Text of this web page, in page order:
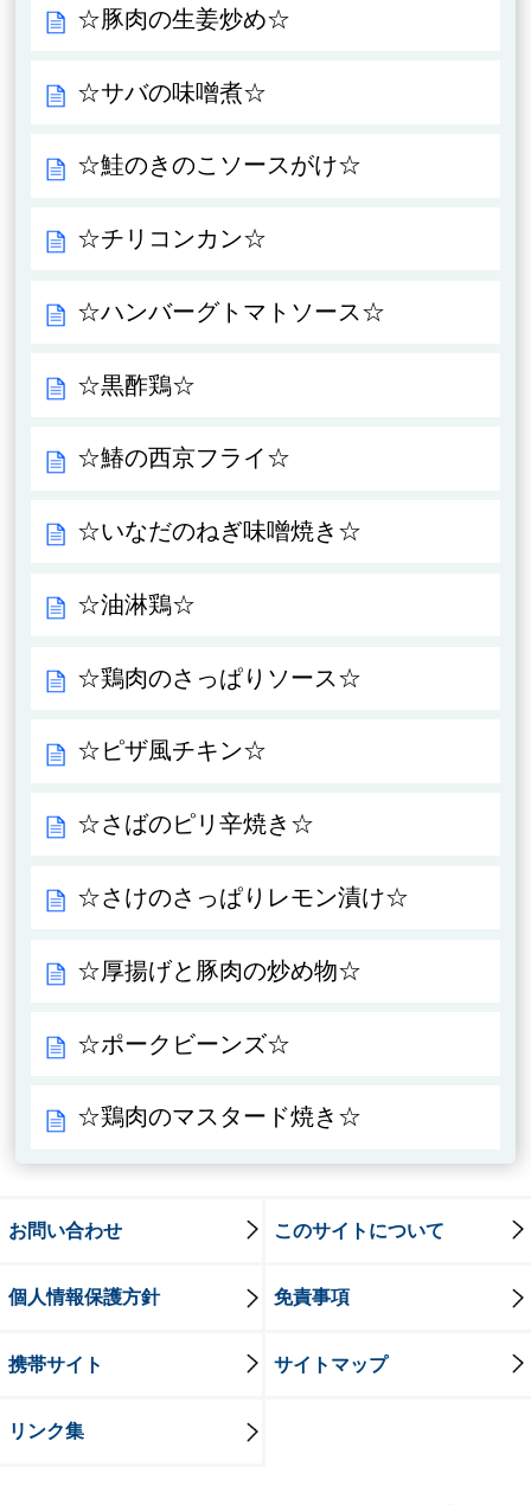
☆豚肉の生姜炒め☆
☆サバの味噌煮☆
☆鮭のきのこソースがけ☆
☆チリコンカン☆
☆ハンバーグトマトソース☆
☆黒酢鶏☆
☆鰆の西京フライ☆
☆いなだのねぎ味噌焼き☆
☆油淋鶏☆
☆鶏肉のさっぱりソース☆
☆ピザ風チキン☆
☆さばのピリ辛焼き☆
☆さけのさっぱりレモン漬け☆
☆厚揚げと豚肉の炒め物☆
☆ポークビーンズ☆
☆鶏肉のマスタード焼き☆
お問い合わせ このサイトについて
個人情報保護方針 免責事項
携帯サイト サイトマップ
リンク集